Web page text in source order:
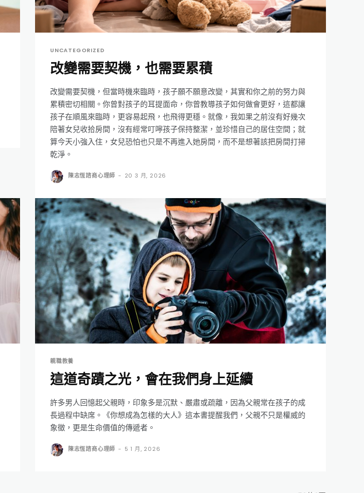
UNCATEGORIZED
改變需要契機，也需要累積
改變需要契機，但當時機來臨時，孩子願不願意改變，其實和你之前的努力與
累積密切相關。你曾對孩子的耳提面命，你曾教導孩子如何做會更好，這都讓
孩子在順風來臨時，更容易起飛，也飛得更穩。就像，我如果之前沒有好幾次
陪著女兒收拾房間，沒有經常叮嚀孩子保持整潔，並珍惜自己的居住空間；就
算今天小強入住，女兒恐怕也只是不再進入她房間，而不是想著該把房間打掃
乾淨。
陳志恆諮商心理師 - 20 3 月, 2026
親職教養
這道奇蹟之光，會在我們身上延續
許多男人回憶起父親時，印象多是沉默、嚴肅或疏離，因為父親常在孩子的成
長過程中缺席。《你想成為怎樣的大人》這本書提醒我們，父親不只是權威的
象徵，更是生命價值的傳遞者。
陳志恆諮商心理師 - 5 1 月, 2026